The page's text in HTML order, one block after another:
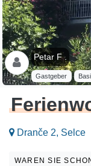
Petar F .
Gastgeber
Dranče 2, Selce
WAREN SIE